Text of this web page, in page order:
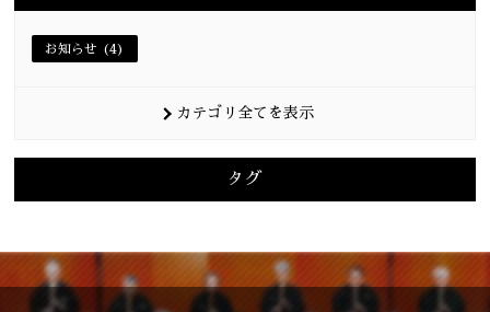
お知らせ (4)
カテゴリ全てを表示
タグ